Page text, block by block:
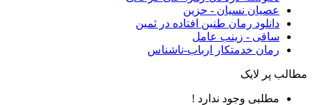
عصیان نسیان - حزین
دانلود رمان طنین افتاده در ثمین
ساقی - زینب عامل
رمان خدمتکار ارباب-ناشناس
مطالب پر لایک
مطلبی وجود ندارد !